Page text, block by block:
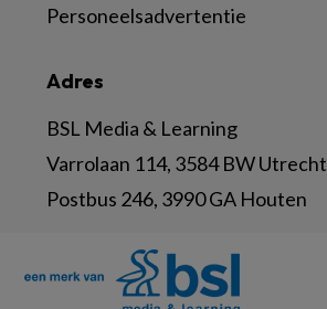
Adres
BSL Media & Learning
Varrolaan 114, 3584 BW Utrecht
Postbus 246, 3990 GA Houten
Personeelsadvertentie